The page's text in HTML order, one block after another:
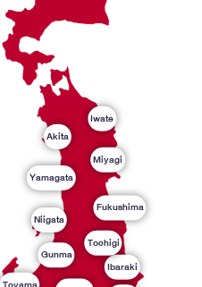
Akita
Fukushima
Gunma
Ibaraki
Iwate
Miyagi
Niigata
Tochigi
Yamagata